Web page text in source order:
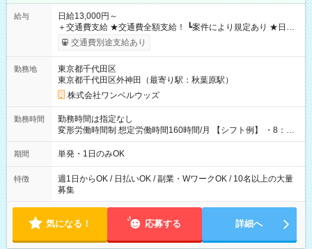
給与
日給13,000円～
＋交通費支給 ★交通費全額支給！ ┗案件により規定あり ★日払
いOK！（規定あり） ┗働いたその日に現金GET♪ お仕事後はコ
ンビニATMから 日払い分を引き落とせます！ 【試用期間】試
交通費別途支給あり
勤務地
東京都千代田区
東京都千代田区外神田（最寄り駅：秋葉原駅）
株式会社ワンベルウッズ
勤務時間
勤務時間は指定なし
変形労働時間制 想定労働時間160時間/月 【シフト例】 ・8：00
～21：00
期間 単発・1日のみOK
特徴
週1日からOK / 日払いOK / 副業・WワークOK / 10名以上の大量
募集
気になる！ 応募する 詳細へ